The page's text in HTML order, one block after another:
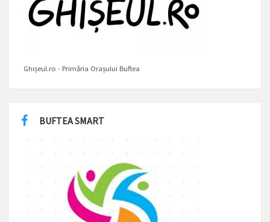
Ghișeul.ro - Primăria Orașului Buftea
BUFTEA SMART